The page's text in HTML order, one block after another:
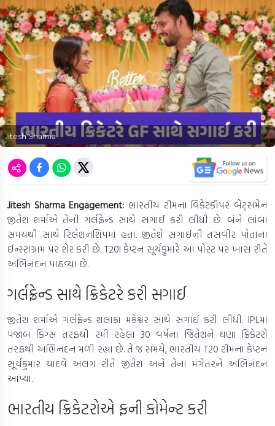
Jitesh Sharma
Jitesh Sharma Engagement: ભારતીય ટીમના વિકેટકીપર બેટ્સમેન
જીતેશ શર્માએ તેની ગર્લફ્રેન્ડ સાથે સગાઈ કરી લીધી છે. બંને લાંબા
સમયથી સાથે રિલેશનશિપમાં હતા. જીતેશે સગાઈની તસવીર પોતાના
ઈન્સ્ટાગ્રામ પર શેર કરી છે. T20I કેપ્ટન સૂર્યકુમારે આ પોસ્ટ પર ખાસ રીતે
અભિનંદન પાઠવ્યા છે.
ગર્લફ્રેન્ડ સાથે ક્રિકેટરે કરી સગાઈ
જીતેશ શર્માએ ગર્લફ્રેન્ડ શલાકા મકેશ્વર સાથે સગાઈ કરી લીધી. IPLમાં
પંજાબ કિંગ્સ તરફથી રમી રહેલા 30 વર્ષના જિતેશને ઘણા ક્રિકેટરો
તરફથી અભિનંદન મળી રહ્યા છે. તે જ સમયે, ભારતીય T20 ટીમના કેપ્ટન
સૂર્યકુમાર યાદવે અલગ રીતે જીતેશ અને તેના મંગેતરને અભિનંદન
આપ્યા.
ભારતીય ક્રિકેટરોએ ફની કોમેન્ટ કરી